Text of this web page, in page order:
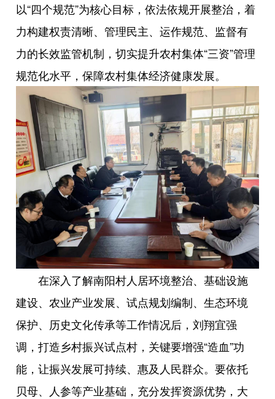
以“四个规范”为核心目标，依法依规开展整治，着
力构建权责清晰、管理民主、运作规范、监督有
力的长效监管机制，切实提升农村集体“三资”管理
规范化水平，保障农村集体经济健康发展。
在深入了解南阳村人居环境整治、基础设施
建设、农业产业发展、试点规划编制、生态环境
保护、历史文化传承等工作情况后，刘翔宜强
调，打造乡村振兴试点村，关键要增强“造血”功
能，让振兴发展可持续、惠及人民群众。要依托
贝母、人参等产业基础，充分发挥资源优势，大